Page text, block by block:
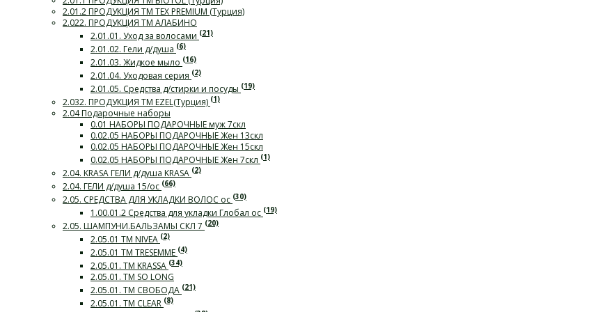
2.01.2 ПРОДУКЦИЯ ТМ TEX PREMIUM (Турция)
2.022. ПРОДУКЦИЯ ТМ АЛАБИНО
2.01.01. Уход за волосами (21)
2.01.02. Гели д/душа (6)
2.01.03. Жидкое мыло (16)
2.01.04. Уходовая серия (2)
2.01.05. Средства д/стирки и посуды (19)
2.032. ПРОДУКЦИЯ ТМ EZEL(Турция) (1)
2.04 Подарочные наборы
0.01 НАБОРЫ ПОДАРОЧНЫЕ муж 7скл
0.02.05 НАБОРЫ ПОДАРОЧНЫЕ Жен 13скл
0.02.05 НАБОРЫ ПОДАРОЧНЫЕ Жен 15скл
0.02.05 НАБОРЫ ПОДАРОЧНЫЕ Жен 7скл (1)
2.04. KRASA ГЕЛИ д/душа KRASA (2)
2.04. ГЕЛИ д/душа 15/ос (66)
2.05. СРЕДСТВА ДЛЯ УКЛАДКИ ВОЛОС ос (30)
1.00.01.2 Средства для укладки Глобал ос (19)
2.05. ШАМПУНИ.БАЛЬЗАМЫ СКЛ 7 (20)
2.05.01 ТМ NIVEA (2)
2.05.01 ТМ TRESEMME (4)
2.05.01. ТМ KRASSA (34)
2.05.01. ТМ SO LONG
2.05.01. ТМ СВОБОДА (21)
2.05.01. ТМ CLEAR (8)